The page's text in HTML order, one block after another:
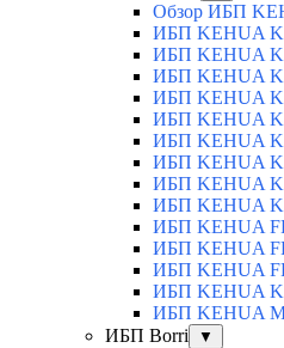
Обзор ИБП
ИБП KEHUA
ИБП KEHUA
ИБП KEHUA
ИБП KEHUA
ИБП KEHUA
ИБП KEHUA
ИБП KEHUA
ИБП KEHUA
ИБП KEHUA
ИБП KEHUA
ИБП KEHUA
ИБП KEHUA
ИБП KEHUA
ИБП KEHUA
ИБП Borri
▼